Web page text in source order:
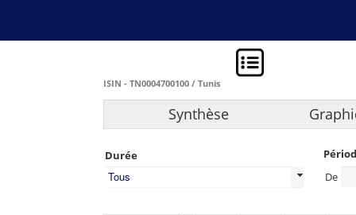
ISIN - TN0004700100 / Tunis
Synthèse
Durée
Tous
De